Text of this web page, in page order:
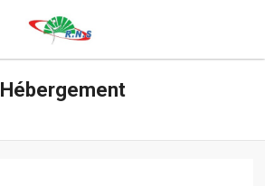
Hébergement